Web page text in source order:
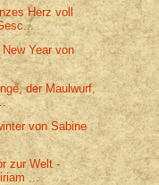
Herz voll
Year von
der Maulwurf,
von Sabine
zur Welt -
...